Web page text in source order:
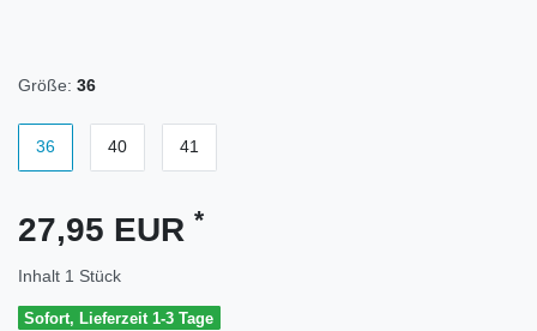
Größe: 36
36 40 41
27,95 EUR *
Inhalt 1 Stück
Sofort, Lieferzeit 1-3 Tage